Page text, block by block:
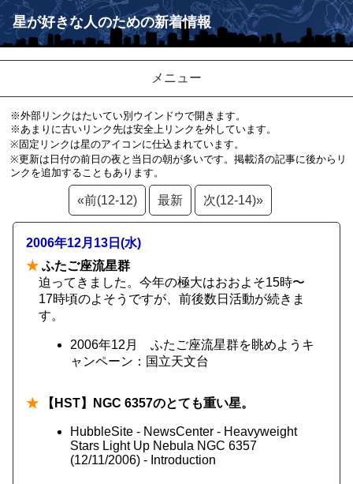
星が好きな人のための新着情報
メニュー
※外部リンクはたいてい別ウインドウで開きます。
※あまりに古いリンク先は安全上リンクを外しています。
※固定リンクは星のアイコンに仕込まれています。
※更新は日付の前日の夜と当日の朝が多いです。掲載済の記事に後からリ
ンクを追加することもあります。
«前(12-12) 最新 次(12-14)»
2006年12月13日(水)
★ ふたご座流星群
迫ってきました。今年の極大はおおよそ15時〜
17時頃のよそうですが、前後数日活動が続きま
す。
2006年12月 ふたご座流星群を眺めようキ
ャンペーン：国立天文台
★ 【HST】NGC 6357のとても重い星。
HubbleSite - NewsCenter - Heavyweight
Stars Light Up Nebula NGC 6357
(12/11/2006) - Introduction